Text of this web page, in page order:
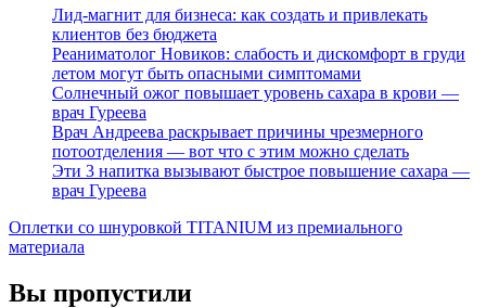
Лид-магнит для бизнеса: как создать и привлекать
клиентов без бюджета
Реаниматолог Новиков: слабость и дискомфорт в груди
летом могут быть опасными симптомами
Солнечный ожог повышает уровень сахара в крови —
врач Гуреева
Врач Андреева раскрывает причины чрезмерного
потоотделения — вот что с этим можно сделать
Эти 3 напитка вызывают быстрое повышение сахара —
врач Гуреева
Оплетки со шнуровкой TITANIUM из премиального
материала
Вы пропустили